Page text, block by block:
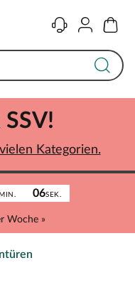
KontaktKonto
MIN. 06SEK.
Woche »
Kategorien.